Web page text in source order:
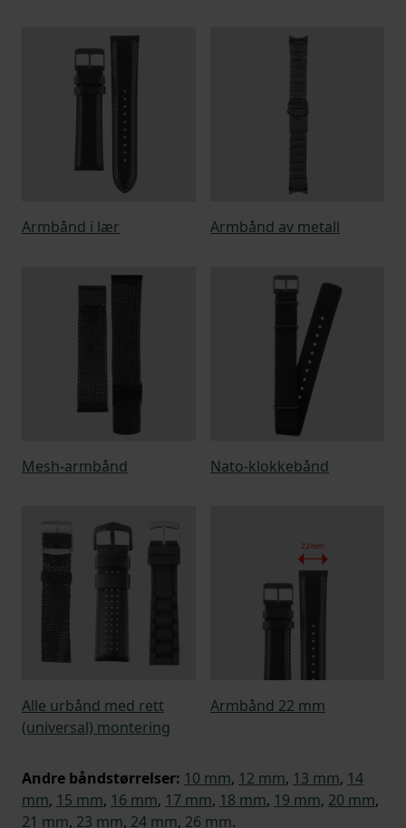
Armbånd i lær Armbånd av metall
Mesh-armbånd Nato-klokkebånd
Alle urbånd med rett
(universal) montering
Armbånd 22 mm
Andre båndstørrelser: 10 mm, 12 mm, 13 mm, 14
mm, 15 mm, 16 mm, 17 mm, 18 mm, 19 mm, 20 mm,
21 mm, 23 mm, 24 mm, 26 mm.